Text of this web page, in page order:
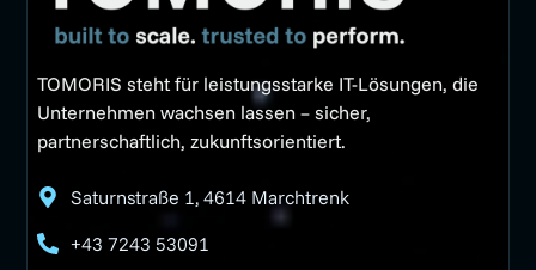
TOMORIS steht für leistungsstarke IT-Lösungen, die
Unternehmen wachsen lassen – sicher,
partnerschaftlich, zukunftsorientiert.
Saturnstraße 1, 4614 Marchtrenk
+43 7243 53091